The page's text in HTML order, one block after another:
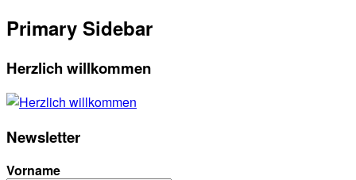
Primary Sidebar
Herzlich willkommen
Newsletter
Vorname